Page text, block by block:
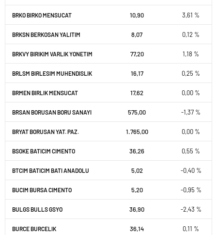
BRKO BIRKO MENSUCAT 10,90 3,61 %
BRKSN BERKOSAN YALITIM 8,07 0,12 %
BRKVY BIRIKIM VARLIK YONETIM 77,20 1,18 %
BRLSM BIRLESIM MUHENDISLIK 16,17 0,25 %
BRMEN BIRLIK MENSUCAT 17,62 0,00 %
BRSAN BORUSAN BORU SANAYI 575,00 -1,37 %
BRYAT BORUSAN YAT. PAZ. 1.765,00 0,00 %
BSOKE BATICIM CIMENTO 36,26 0,55 %
BTCIM BATICIM BATI ANADOLU 5,02 -0,40 %
BUCIM BURSA CIMENTO 5,20 -0,95 %
BULGS BULLS GSYO 36,90 -2,43 %
BURCE BURCELIK 36,14 0,11 %